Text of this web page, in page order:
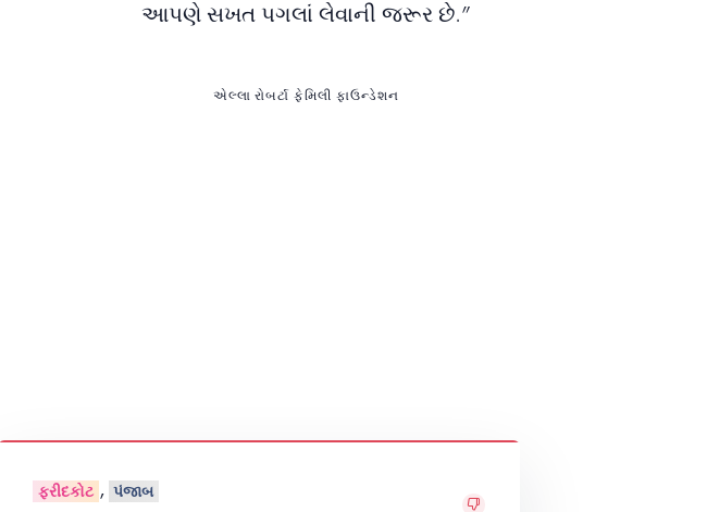
આપણે સખત પગલાં લેવાની જરૂર છે.”
એલ્લા રોબર્ટા ફેમિલી ફાઉન્ડેશન
ફરીદકોટ , પંજાબ